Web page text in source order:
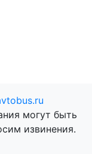
могут быть
извинения.